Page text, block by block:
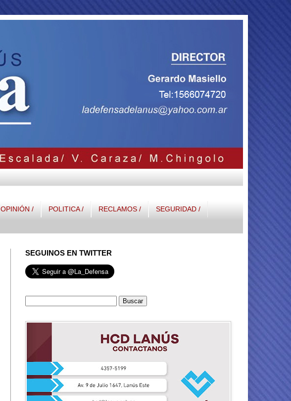
OPINIÓN / POLITICA / RECLAMOS / SEGURIDAD /
SEGUINOS EN TWITTER